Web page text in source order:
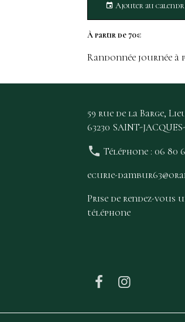
Ajouter au
À partir de 70€
Randonnée journée
59 rue de la Barge,
63230 SAINT-
Téléphone : 06 80
ecurie-
Prise de rendez-vous
téléphone